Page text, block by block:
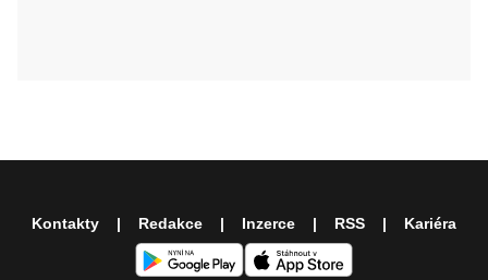
Kontakty Redakce Inzerce RSS Kariéra